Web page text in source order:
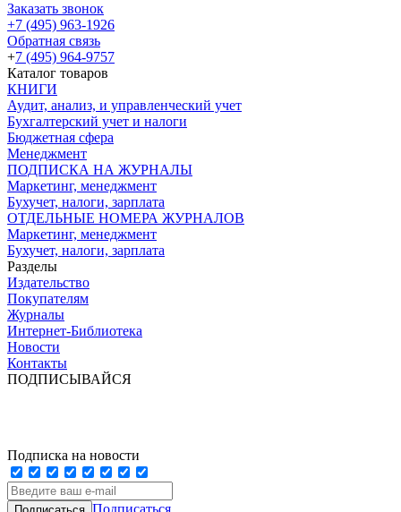
Заказать звонок
+7 (495) 963-1926
Обратная связь
+7 (495) 964-9757
Каталог товаров
КНИГИ
Аудит, анализ, и управленческий учет
Бухгалтерский учет и налоги
Бюджетная сфера
Менеджмент
ПОДПИСКА НА ЖУРНАЛЫ
Маркетинг, менеджмент
Бухучет, налоги, зарплата
ОТДЕЛЬНЫЕ НОМЕРА ЖУРНАЛОВ
Маркетинг, менеджмент
Бухучет, налоги, зарплата
Разделы
Издательство
Покупателям
Журналы
Интернет-Библиотека
Новости
Контакты
ПОДПИСЫВАЙСЯ
Подписка на новости
Подписаться